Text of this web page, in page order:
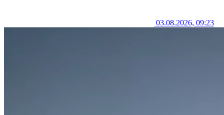
03.08.2026, 09:23